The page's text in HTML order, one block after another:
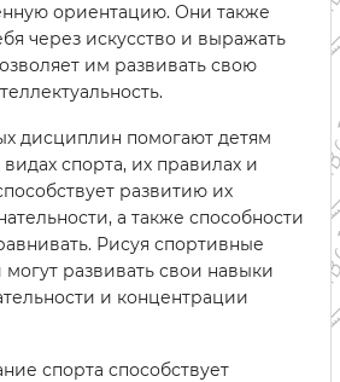
ориентацию. Они также
через искусство и выражать
им развивать свою
дисциплин помогают детям
спорта, их правилах и
развитию их
а также способности
Рисуя спортивные
развивать свои навыки
и концентрации
спорта способствует